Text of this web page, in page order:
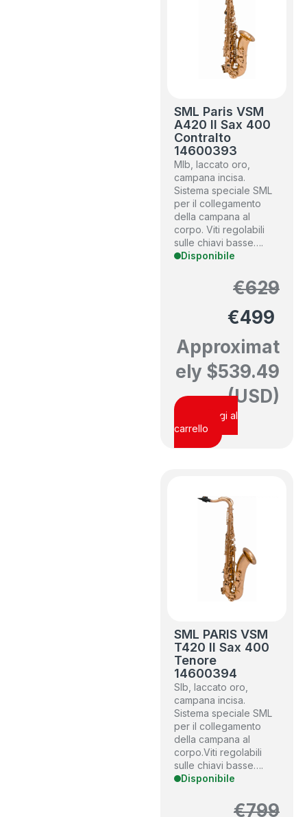
SML Paris VSM
A420 II Sax 400
Contralto
14600393
MIb, laccato oro,
campana incisa.
Sistema speciale SML
per il collegamento
della campana al
corpo. Viti regolabili
sulle chiavi basse….
Disponibile
€629
€499
Approximat
ely $539.49
(USD)
Aggiungi al
carrello
SML PARIS VSM
T420 II Sax 400
Tenore
14600394
SIb, laccato oro,
campana incisa.
Sistema speciale SML
per il collegamento
della campana al
corpo.Viti regolabili
sulle chiavi basse….
Disponibile
€799